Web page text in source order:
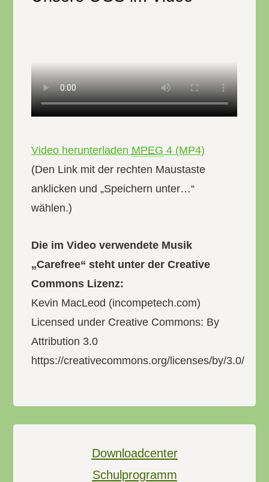
Video herunterladen MPEG 4 (MP4)
(Den Link mit der rechten Maustaste
anklicken und „Speichern unter…“
wählen.)
Die im Video verwendete Musik
„Carefree“ steht unter der Creative
Commons Lizenz:
Kevin MacLeod (incompetech.com)
Licensed under Creative Commons: By
Attribution 3.0
https://creativecommons.org/licenses/by/3.0/
Downloadcenter
Schulprogramm